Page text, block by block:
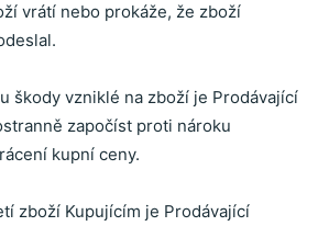
vrátí nebo prokáže, že zboží
škody vzniklé na zboží je Prodávající
započíst proti nároku
kupní ceny.
zboží Kupujícím je Prodávající